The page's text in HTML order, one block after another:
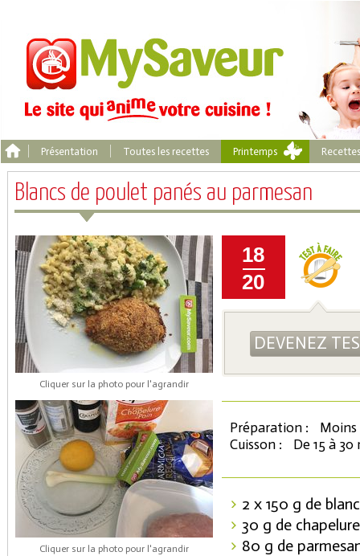
Présentation Toutes les recettes Printemps
Blancs de poulet panés au parmesan
Cliquer sur la photo pour l'agrandir
Cliquer sur la photo pour l'agrandir
18
20
DEVENEZ
Préparation :
Moins
Cuisson :
De 15 à
2 x 150 g de
30 g de chapelure
80 g de
Coupons de réduction